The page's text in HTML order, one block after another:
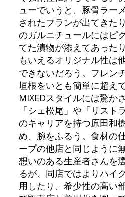
ューでいうと、豚骨ラー
されたフランが出てきた
のガルニチュールにはピ
てた漬物が添えてあった
もいえるオリジナル性は
できないだろう。フレン
垣根をいとも簡単に超え
MIXEDスタイルには驚か
「シェ松尾」や「リスト
のキャリアを持つ原田和
め、腕をふるう。食材の
ープの他店と同じように
想いのある生産者さんを
るが、同店ではよりハイ
用したり、希少性の高い